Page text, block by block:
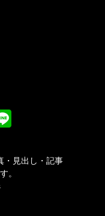
・見出し・記事
。